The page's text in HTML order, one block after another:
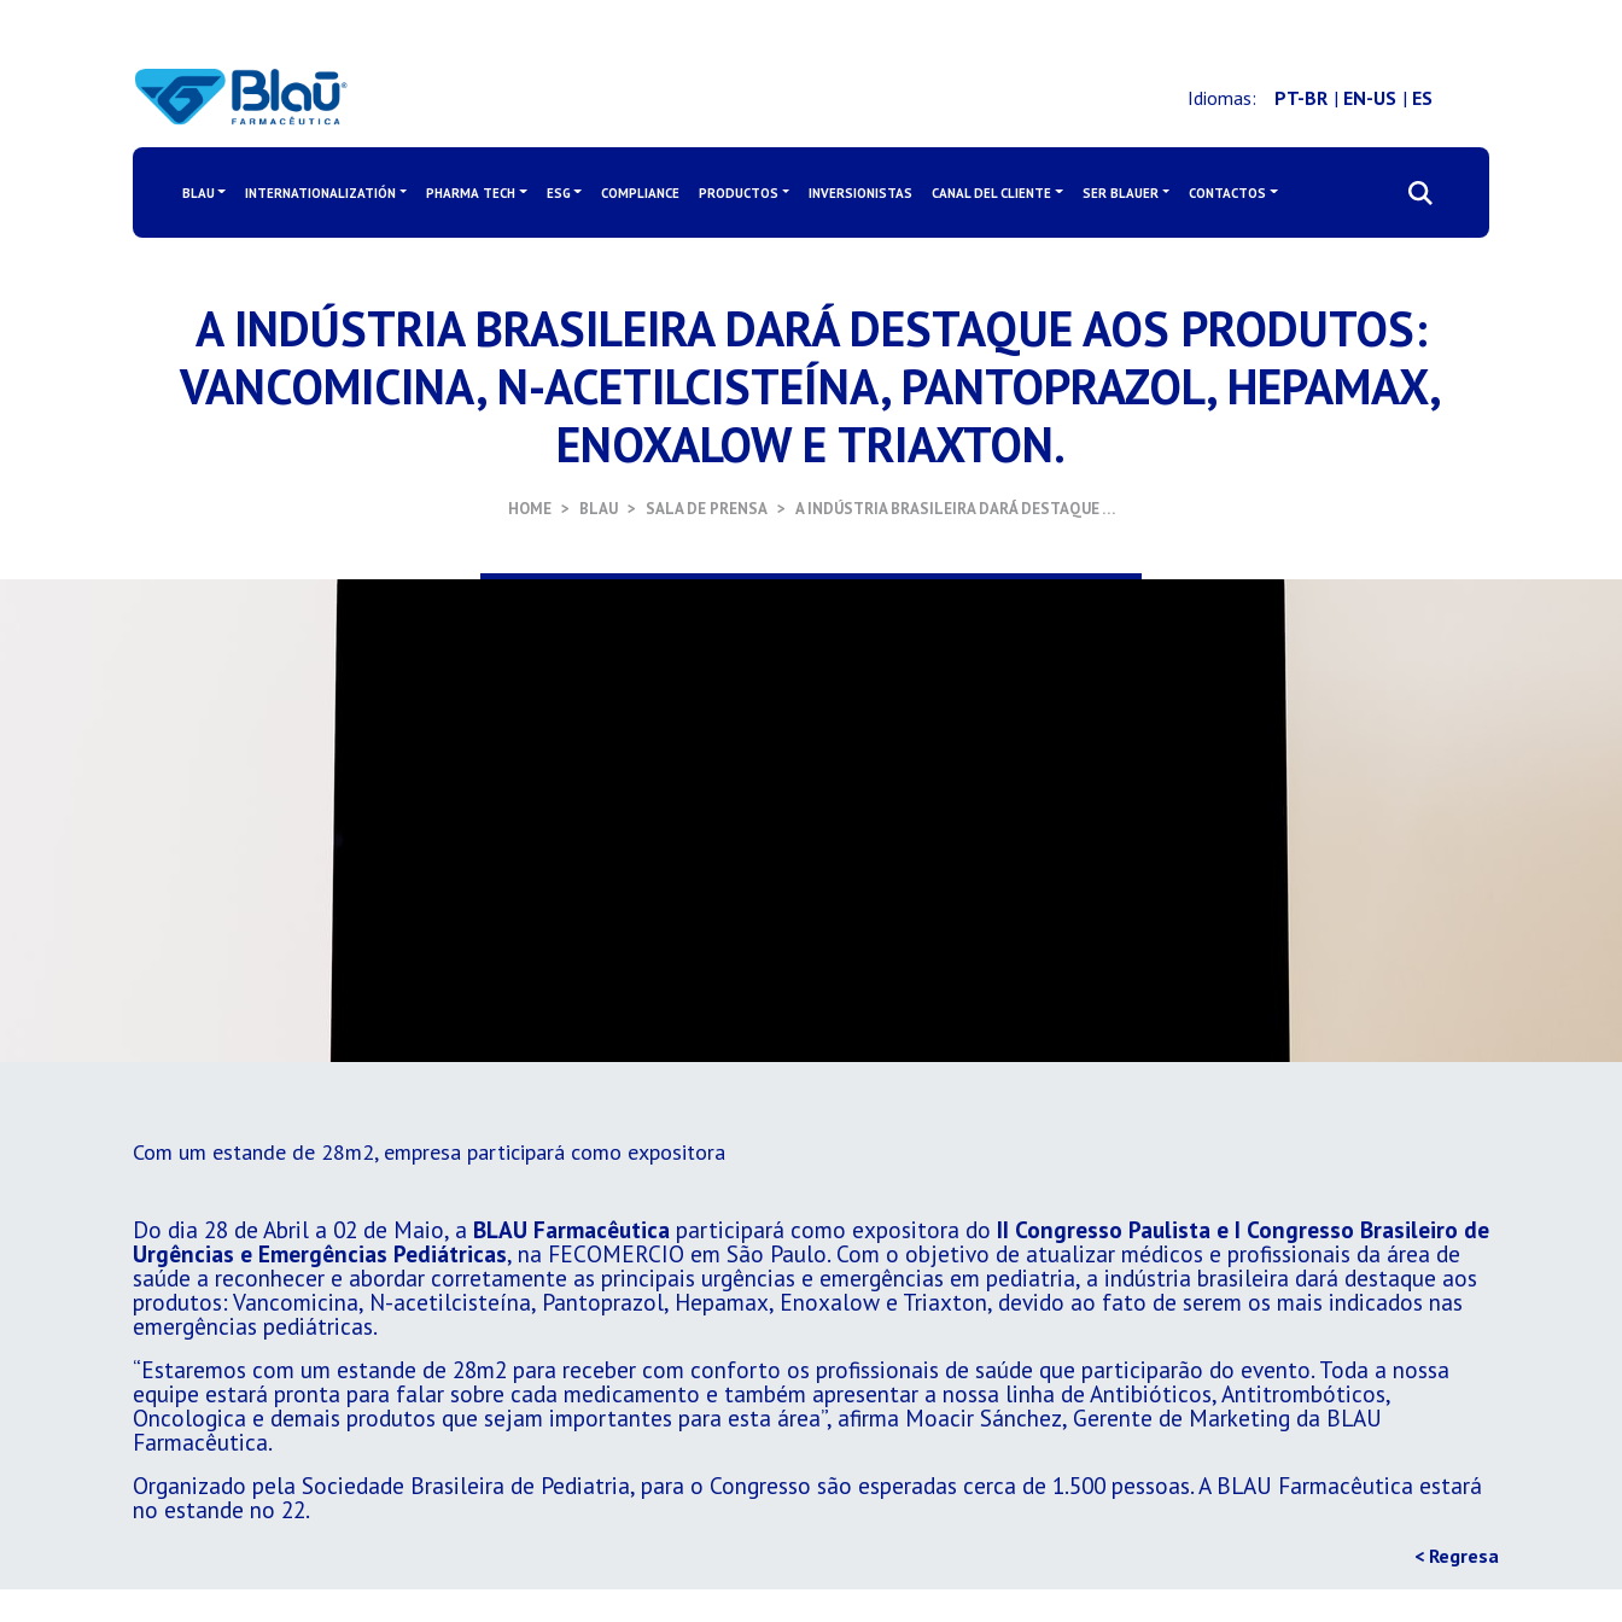
Idiomas: PT-BR | EN-US | ES
BLAU INTERNATIONALIZATIÓN PHARMA TECH ESG COMPLIANCE PRODUCTOS INVERSIONISTAS CANAL DEL CLIENTE SER BLAUER CONTACTOS
A INDÚSTRIA BRASILEIRA DARÁ DESTAQUE AOS PRODUTOS:
VANCOMICINA, N-ACETILCISTEÍNA, PANTOPRAZOL, HEPAMAX,
ENOXALOW E TRIAXTON.
HOME BLAU SALA DE PRENSA A INDÚSTRIA BRASILEIRA DARÁ DESTAQUE …
Com um estande de 28m2, empresa participará como expositora
Do dia 28 de Abril a 02 de Maio, a BLAU Farmacêuticaparticipará como expositora do II Congresso Paulista e I Congresso Brasileiro de
Urgências e Emergências Pediátricas, na FECOMERCIO em São Paulo. Com o objetivo de atualizar médicos e profissionais da área de
saúde a reconhecer e abordar corretamente as principais urgências e emergências em pediatria, a indústria brasileira dará destaque aos
produtos: Vancomicina, N-acetilcisteína, Pantoprazol, Hepamax, Enoxalow e Triaxton, devido ao fato de serem os mais indicados nas
emergências pediátricas.
“Estaremos com um estande de 28m2 para receber com conforto os profissionais de saúde que participarão do evento. Toda a nossa
equipe estará pronta para falar sobre cada medicamento e também apresentar a nossa linha de Antibióticos, Antitrombóticos,
Oncologica e demais produtos que sejam importantes para esta área”, afirma Moacir Sánchez, Gerente de Marketing da BLAU
Farmacêutica.
Organizado pela Sociedade Brasileira de Pediatria, para o Congresso são esperadas cerca de 1.500 pessoas. A BLAU Farmacêutica estará
no estande no 22.
< Regresa